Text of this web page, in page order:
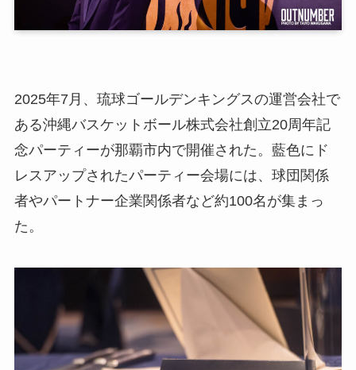
2025年7月、琉球ゴールデンキングスの運営会社で
ある沖縄バスケットボール株式会社創立20周年記
念パーティーが那覇市内で開催された。藍色にド
レスアップされたパーティー会場には、球団関係
者やパートナー企業関係者など約100名が集まっ
た。